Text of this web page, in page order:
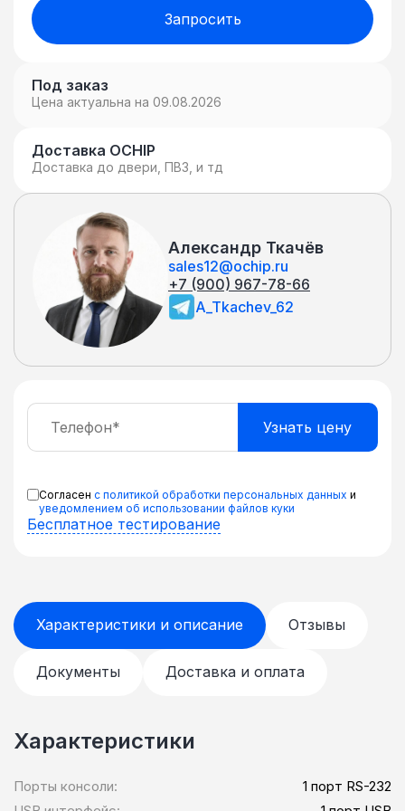
Запросить
Под заказ
Цена актуальна на 09.08.2026
Доставка OCHIP
Доставка до двери, ПВЗ, и тд
Александр Ткачёв
sales12@ochip.ru
+7 (900) 967-78-66
A_Tkachev_62
Согласен с политикой обработки персональных данных и
уведомлением об использовании файлов куки
Бесплатное тестирование
Характеристики и описание Отзывы
Документы Доставка и оплата
Характеристики
Порты консоли:
1 порт RS-232